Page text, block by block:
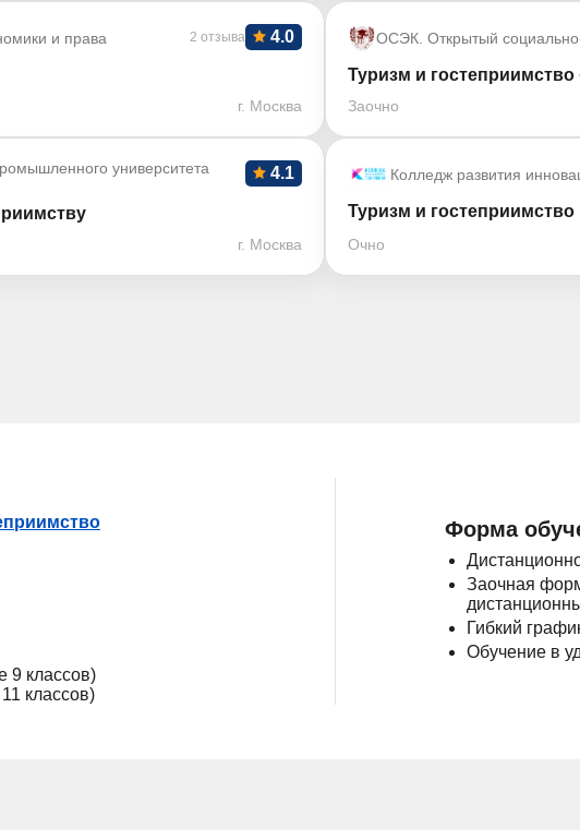
и права 2 отзыва 4.0
г. Москва
ОСЭК. Открытый
Туризм и
Заочно
университета
4.1
г. Москва
Колледж развития
Туризм и гостеприимство
Очно
9 классов)
классов)
Форма
Заочная
Гибкий
Обучение в